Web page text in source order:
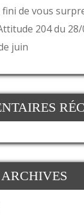
fini de vous
204 du
juin
ARCHIVES